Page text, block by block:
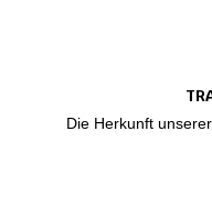
Die Herkunft